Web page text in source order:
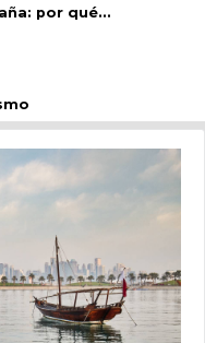
por qué...